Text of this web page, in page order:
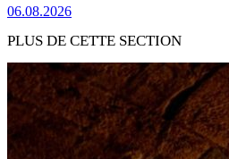
06.08.2026
PLUS DE CETTE SECTION